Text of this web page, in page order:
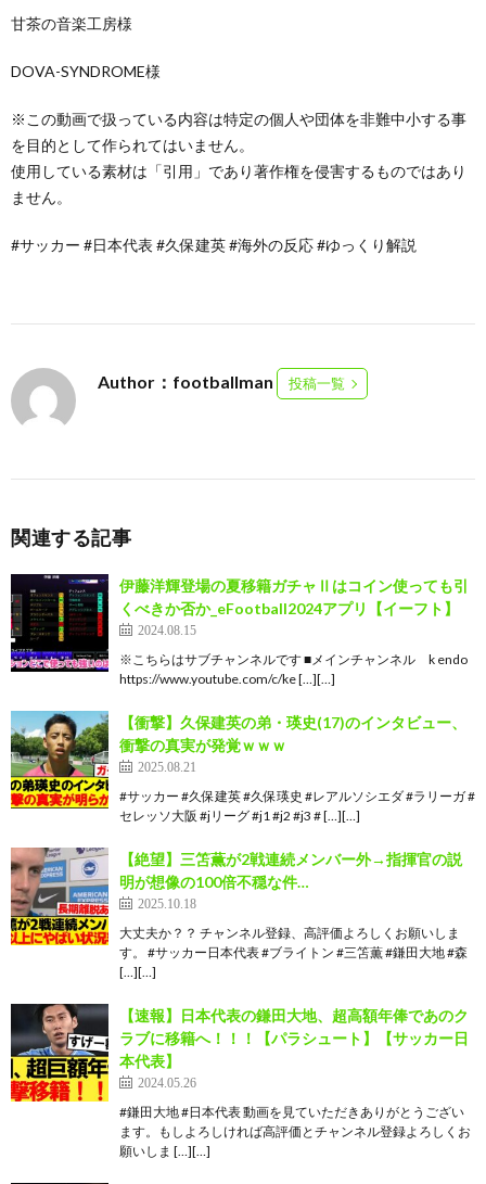
甘茶の音楽工房様
DOVA-SYNDROME様
※この動画で扱っている内容は特定の個人や団体を非難中小する事
を目的として作られてはいません。
使用している素材は「引用」であり著作権を侵害するものではあり
ません。
#サッカー #日本代表 #久保建英 #海外の反応 #ゆっくり解説
Author：footballman 投稿一覧
関連する記事
伊藤洋輝登場の夏移籍ガチャⅡはコイン使っても引
くべきか否か_eFootball2024アプリ【イーフト】
2024.08.15
※こちらはサブチャンネルです ■メインチャンネル k endo
https://www.youtube.com/c/ke […][…]
【衝撃】久保建英の弟・瑛史(17)のインタビュー、
衝撃の真実が発覚ｗｗｗ
2025.08.21
#サッカー #久保建英 #久保瑛史 #レアルソシエダ #ラリーガ #
セレッソ大阪 #jリーグ #j1 #j2 #j3 # […][…]
【絶望】三笘薫が2戦連続メンバー外→指揮官の説
明が想像の100倍不穏な件…
2025.10.18
大丈夫か？？ チャンネル登録、高評価よろしくお願いしま
す。 #サッカー日本代表 #ブライトン #三笘薫 #鎌田大地 #森
[…][…]
【速報】日本代表の鎌田大地、超高額年俸であのク
ラブに移籍へ！！！【パラシュート】【サッカー日
本代表】
2024.05.26
#鎌田大地 #日本代表 動画を見ていただきありがとうござい
ます。もしよろしければ高評価とチャンネル登録よろしくお
願いしま […][…]